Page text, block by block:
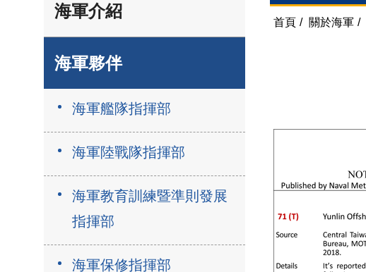
海軍介紹
海軍夥伴
海軍艦隊指揮部
海軍陸戰隊指揮部
海軍教育訓練暨準則發展
指揮部
海軍保修指揮部
首頁 / 關於海軍 /